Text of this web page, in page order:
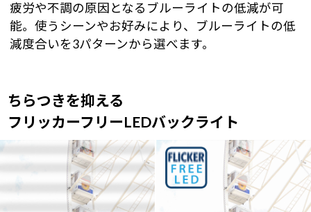
疲労や不調の原因となるブルーライトの低減が可
能。使うシーンやお好みにより、ブルーライトの低
減度合いを3パターンから選べます。
ちらつきを抑える
フリッカーフリーLEDバックライト